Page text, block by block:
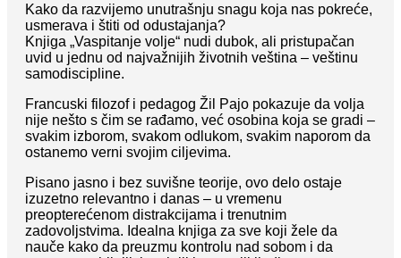
Kako da razvijemo unutrašnju snagu koja nas pokreće,
usmerava i štiti od odustajanja?
Knjiga „Vaspitanje volje“ nudi dubok, ali pristupačan
uvid u jednu od najvažnijih životnih veština – veštinu
samodiscipline.
Francuski filozof i pedagog Žil Pajo pokazuje da volja
nije nešto s čim se rađamo, već osobina koja se gradi –
svakim izborom, svakom odlukom, svakim naporom da
ostanemo verni svojim ciljevima.
Pisano jasno i bez suvišne teorije, ovo delo ostaje
izuzetno relevantno i danas – u vremenu
preopterećenom distrakcijama i trenutnim
zadovoljstvima. Idealna knjiga za sve koji žele da
nauče kako da preuzmu kontrolu nad sobom i da